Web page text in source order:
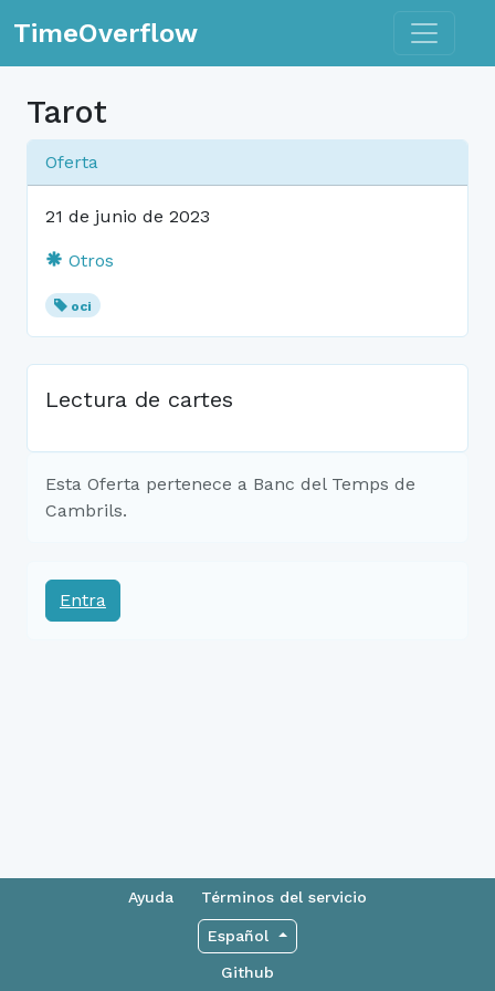
TimeOverflow Toggle
Tarot
Oferta
21 de junio de 2023
Otros
oci
Lectura de cartes
Esta Oferta pertenece a Banc del Temps de
Cambrils.
Entra
Ayuda Términos del servicio
Español
Github